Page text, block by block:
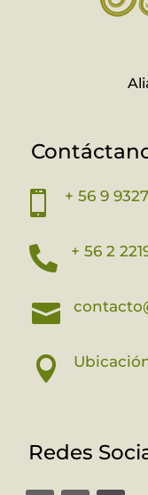
 + 56 9
 + 56 2


Redes